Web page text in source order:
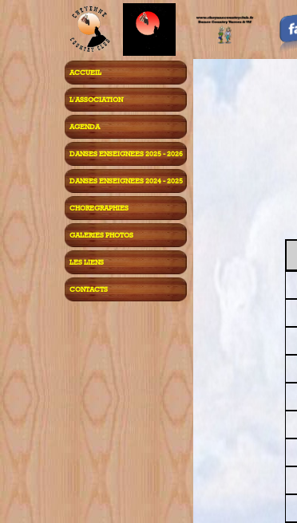
ACCUEIL
L'ASSOCIATION
AGENDA
DANSES ENSEIGNEES 2025 - 2026
DANSES ENSEIGNEES 2024 - 2025
CHOREGRAPHIES
GALERIES PHOTOS
LES LIENS
CONTACTS